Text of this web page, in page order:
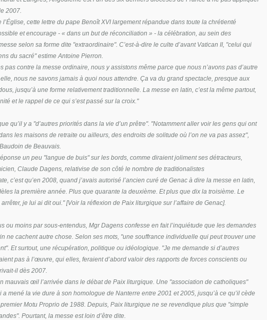
2007.
l’Église, cette lettre du pape Benoît XVI largement répandue dans toute la chrétienté
et encourage - « dans un but de réconciliation » - la célébration, au sein des
selon sa forme dite "extraordinaire". C’est-à-dire le culte d’avant Vatican II, "celui qui
du sacré" estime Antoine Pierron.
pas contre la messe ordinaire, nous y assistons même parce que nous n’avons pas d’autre
nous ne savons jamais à quoi nous attendre. Ça va du grand spectacle, presque aux
jusqu’à une forme relativement traditionnelle. La messe en latin, c’est la même partout,
et le rappel de ce qui s’est passé sur la croix."
qu’il y a "d’autres priorités dans la vie d’un prêtre". "Notamment aller voir les gens qui ont
les maisons de retraite ou ailleurs, des endroits de solitude où l’on ne va pas assez",
de Beauvais.
un peu "langue de buis" sur les bords, comme diraient joliment ses détracteurs,
Claude Dagens, relativise de son côté le nombre de traditionalistes
c’est qu’en 2008, quand j’avais autorisé l’ancien curé de Genac à dire la messe en latin,
la première année. Plus que quarante la deuxième. Et plus que dix la troisième. Le
je lui ai dit oui." [Voir la réflexion de Paix liturgique sur l’affaire de Genac].
ou moins par sous-entendus, Mgr Dagens confesse en fait l’inquiétude que les demandes
ne cachent autre chose. Selon ses mots, "une souffrance individuelle qui peut trouver une
Et surtout, une récupération, politique ou idéologique. "Je me demande si d’autres
pas à l’œuvre, qui elles, feraient d’abord valoir des rapports de forces conscients ou
il dès 2007.
mauvais œil l’arrivée dans le débat de Paix liturgique. Une "association de catholiques"
a mené la vie dure à son homologue de Nanterre entre 2001 et 2005, jusqu’à ce qu’il cède
Motu Proprio de 1988. Depuis, Paix liturgique ne se revendique plus que "simple
Pourtant, la messe est loin d’être dite.